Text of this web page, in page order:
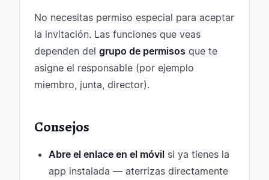
No necesitas permiso especial para aceptar
la invitación. Las funciones que veas
dependen del grupo de permisos que te
asigne el responsable (por ejemplo
miembro, junta, director).
Consejos
Abre el enlace en el móvil si ya tienes la
app instalada — aterrizas directamente